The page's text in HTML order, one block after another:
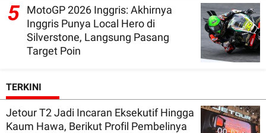
5 MotoGP 2026 Inggris: Akhirnya
Inggris Punya Local Hero di
Silverstone, Langsung Pasang
Target Poin
TERKINI
Jetour T2 Jadi Incaran Eksekutif Hingga
Kaum Hawa, Berikut Profil Pembelinya